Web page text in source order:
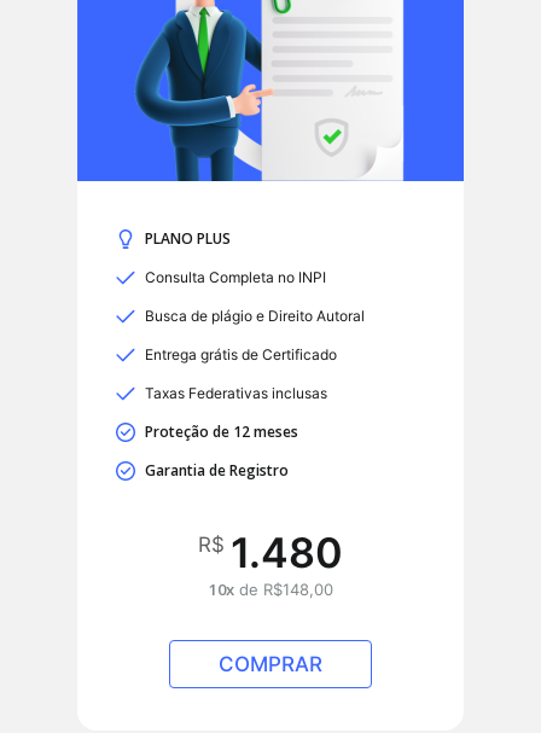
PLANO PLUS
Consulta Completa no INPI
Busca de plágio e Direito Autoral
Entrega grátis de Certificado
Taxas Federativas inclusas
Proteção de 12 meses
Garantia de Registro
R$ 1.480
10xde R$148,00
COMPRAR